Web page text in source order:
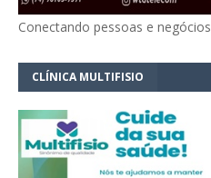
Conectando pessoas e negócios
CLÍNICA MULTIFISIO